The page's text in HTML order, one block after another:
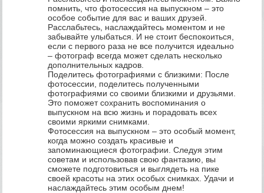
помнить, что фотосессия на выпускном – это
особое событие для вас и ваших друзей.
Расслабьтесь, наслаждайтесь моментом и не
забывайте улыбаться. И не стоит беспокоиться,
если с первого раза не все получится идеально
– фотограф всегда может сделать несколько
дополнительных кадров.
Поделитесь фотографиями с близкими: После
фотосессии, поделитесь полученными
фотографиями со своими близкими и друзьями.
Это поможет сохранить воспоминания о
выпускном на всю жизнь и порадовать всех
своими яркими снимками.
Фотосессия на выпускном – это особый момент,
когда можно создать красивые и
запоминающиеся фотографии. Следуя этим
советам и использовав свою фантазию, вы
сможете подготовиться и выглядеть на пике
своей красоты на этих особых снимках. Удачи и
наслаждайтесь этим особым днем!